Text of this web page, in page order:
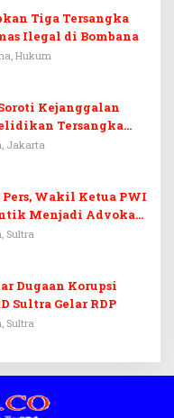
Tiga Tersangka
Ilegal di Bombana
Hukum
Kejanggalan
Tersangka
Jakarta
Wakil Ketua PWI
Menjadi Advokat
Sultra
Dugaan Korupsi
Sultra Gelar RDP
Sultra